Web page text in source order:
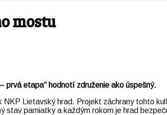
mostu
prvá etapa“ hodnotí združenie ako úspešný.
Lietavský hrad. Projekt záchrany tohto
stav pamiatky a každým rokom je hrad